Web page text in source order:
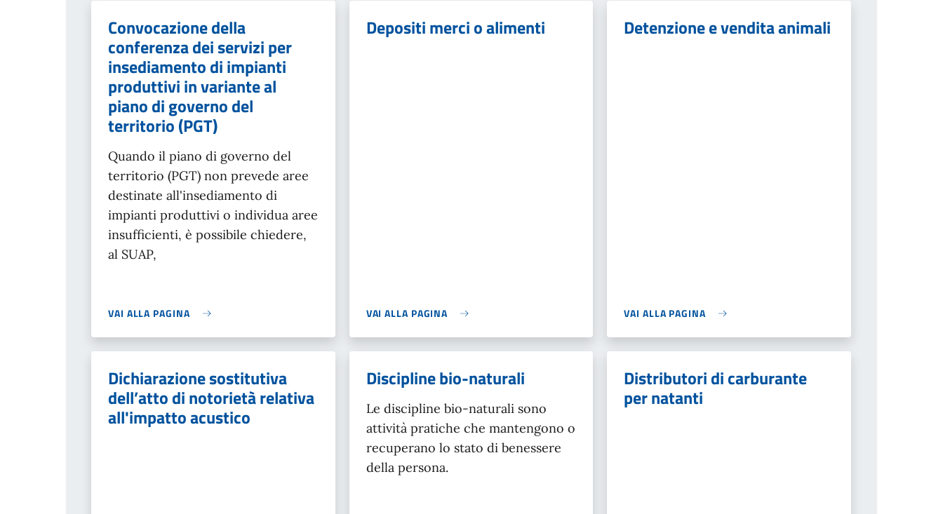
Convocazione della
conferenza dei servizi per
insediamento di impianti
produttivi in variante al
piano di governo del
territorio (PGT)
Quando il piano di governo del
territorio (PGT) non prevede aree
destinate all'insediamento di
impianti produttivi o individua aree
insufficienti, è possibile chiedere,
al SUAP,
VAI ALLA PAGINA
Depositi merci o alimenti
VAI ALLA PAGINA
Detenzione e vendita animali
VAI ALLA PAGINA
Dichiarazione sostitutiva
dell’atto di notorietà relativa
all'impatto acustico
Discipline bio-naturali
Le discipline bio-naturali sono
attività pratiche che mantengono o
recuperano lo stato di benessere
della persona.
Distributori di carburante
per natanti